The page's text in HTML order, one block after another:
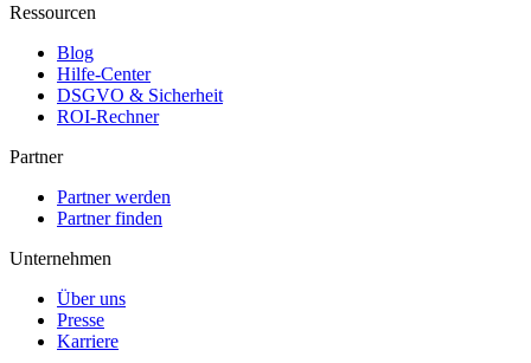
Ressourcen
Blog
Hilfe-Center
DSGVO & Sicherheit
ROI-Rechner
Partner
Partner werden
Partner finden
Unternehmen
Über uns
Presse
Karriere